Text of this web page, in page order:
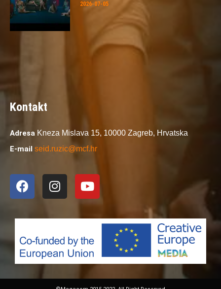
2026-07-05
Kontakt
Adresa Kneza Mislava 15, 10000 Zagreb, Hrvatska
E-mail seid.ruzic@mcf.hr